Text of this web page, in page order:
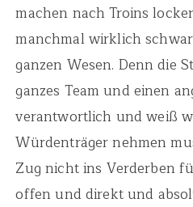
machen nach Troins
manchmal wirklich
ganzen Wesen. Denn die
ganzes Team und einen
verantwortlich und weiß
Würdenträger nehmen
Zug nicht ins Verderben
offen und direkt und